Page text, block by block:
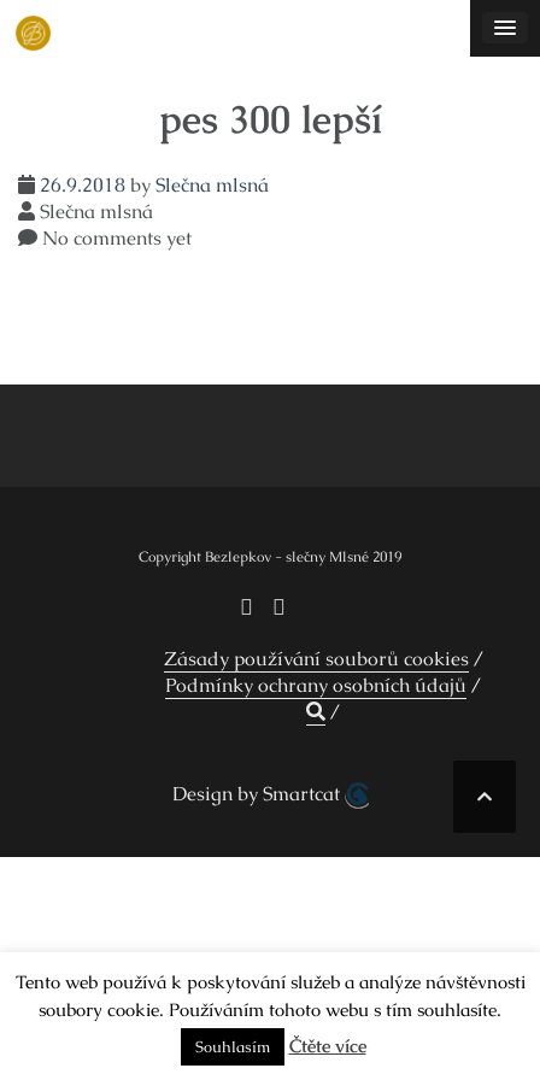
Skip
pes 300 lepší
26.9.2018bySlečna mlsná
Slečna mlsná
No comments yet
Copyright Bezlepkov - slečny Mlsné 2019
Zásady používání souborů cookies
Podmínky ochrany osobních údajů
Design by Smartcat
Tento web používá k poskytování služeb a analýze návštěvnosti
soubory cookie. Používáním tohoto webu s tím souhlasíte.
Souhlasím Čtěte více